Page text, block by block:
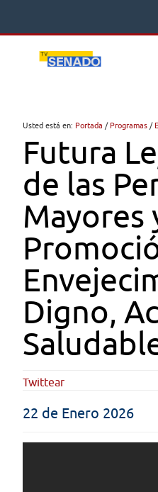
Usted está en: Portada / Programas /
Futura
de las
Mayores
Digno,
Twittear
22 de Enero 2026